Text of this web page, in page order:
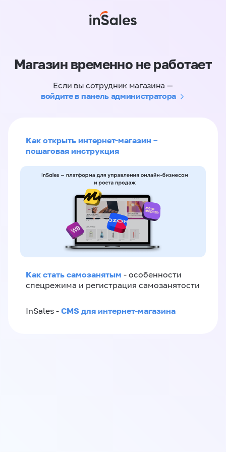
Магазин временно не работает
Если вы сотрудник магазина —
войдите в панель администратора
Как открыть интернет-магазин –
пошаговая инструкция
Как стать самозанятым - особенности
спецрежима и регистрация самозанятости
InSales - CMS для интернет-магазина